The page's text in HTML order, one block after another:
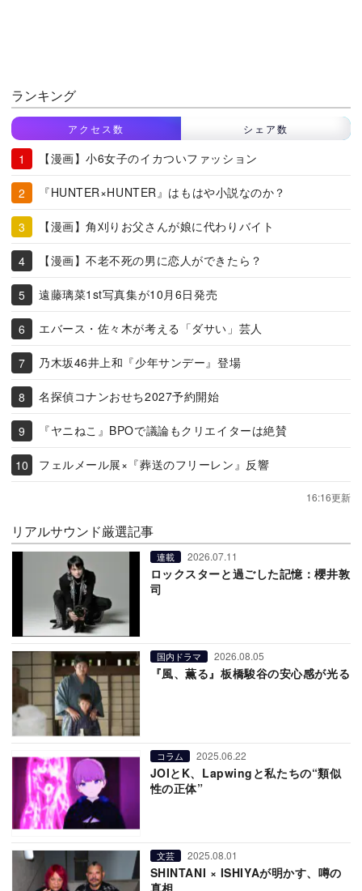
ランキング
アクセス数 シェア数
【漫画】小6女子のイカついファッション
『HUNTER×HUNTER』はもはや小説なのか？
【漫画】角刈りお父さんが娘に代わりバイト
【漫画】不老不死の男に恋人ができたら？
遠藤璃菜1st写真集が10月6日発売
エバース・佐々木が考える「ダサい」芸人
乃木坂46井上和『少年サンデー』登場
名探偵コナンおせち2027予約開始
『ヤニねこ』BPOで議論もクリエイターは絶賛
フェルメール展×『葬送のフリーレン』反響
16:16更新
リアルサウンド厳選記事
連載 2026.07.11
ロックスターと過ごした記憶：櫻井敦
司
国内ドラマ 2026.08.05
『風、薫る』板橋駿谷の安心感が光る
コラム 2025.06.22
JOIとK、Lapwingと私たちの“類似
性の正体”
文芸 2025.08.01
SHINTANI × ISHIYAが明かす、噂の
真相